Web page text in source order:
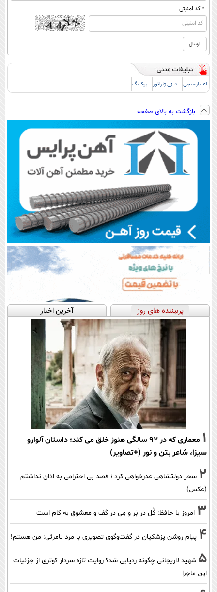
* کد امنیتی
اعتبارسنجی دیزل ژنراتور بوکینگ
بازگشت به بالای صفحه
پربیننده های روز آخرین اخبار
1
معماری که در 92 سالگی هنوز خلق می کند؛ داستان آلوارو
سیزا، شاعر بتن و نور (+تصاویر)
2 سحر دولتشاهی عذرخواهی کرد ؛ قصد بی احترامی به اذان نداشتم
(عکس)
3 امروز با حافظ: گُل در بَر و مِی در کَف و معشوق به کام است
4 پیام روشن پزشکیان در گفت‌و‌گوی تصویری با مرد نامرئی: من هستم!
5 شهید لاریجانی چگونه ردیابی شد؟ روایت تازه سردار کوثری از جزئیات
این ماجرا